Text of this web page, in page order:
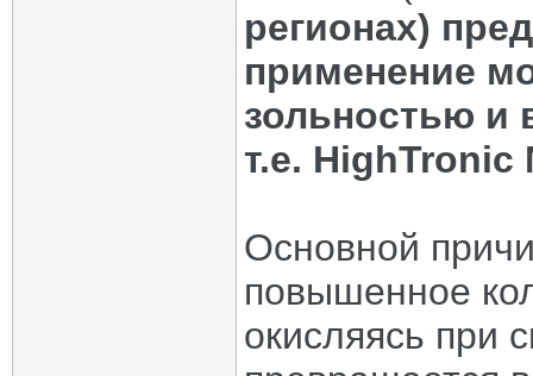
регионах)
применение
зольностью
т.е. HighTronic
Основной
повышенное
окисляясь при